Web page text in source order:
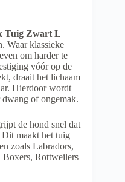
Tuig Zwart L
Waar klassieke
om harder te
vóór op de
draait het lichaam
Hierdoor wordt
of ongemak.
de hond snel dat
maakt het tuig
zoals Labradors,
Boxers, Rottweilers